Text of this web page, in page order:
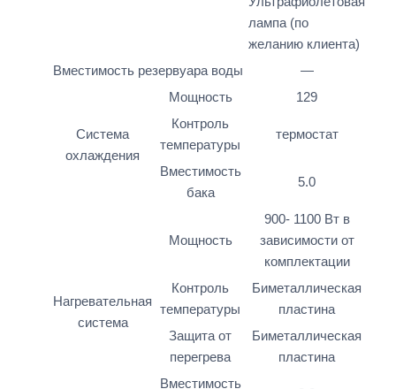
лампа (по
желанию клиента)
Вместимость резервуара воды
—
Система
охлаждения
Мощность
129
Контроль
температуры
термостат
Вместимость
бака
5.0
Нагревательная
система
Мощность
900- 1100 Вт в
зависимости от
комплектации
Контроль
температуры
Биметаллическая
пластина
Защита от
перегрева
Биметаллическая
пластина
Вместимость